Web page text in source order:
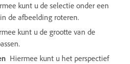
kunt u de selectie onder een
de afbeelding roteren.
kunt u de grootte van de
Hiermee kunt u het perspectief